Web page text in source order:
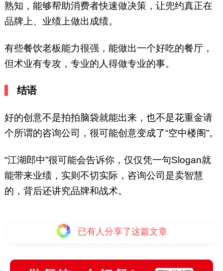
熟知，能够帮助消费者快速做决策，让兜约真正在
品牌上、业绩上做出成绩。
有些餐饮老板能力很强，能做出一个好吃的餐厅，
但术业有专攻，专业的人得做专业的事。
结语
好的创意不是拍拍脑袋就能出来，也不是花重金请
个所谓的咨询公司，很可能创意变成了“空中楼阁”。
“江湖郎中”很可能会告诉你，仅仅凭一句Slogan就
能带来业绩，实则不切实际，咨询公司是卖智慧
的，背后还讲究品牌和战术。
已有 人分享了这篇文章